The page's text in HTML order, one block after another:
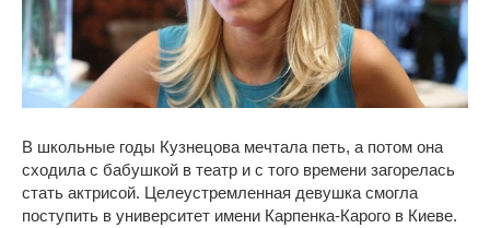
В школьные годы Кузнецова мечтала петь, а потом она
сходила с бабушкой в театр и с того времени загорелась
стать актрисой. Целеустремленная девушка смогла
поступить в университет имени Карпенка-Карого в Киеве.